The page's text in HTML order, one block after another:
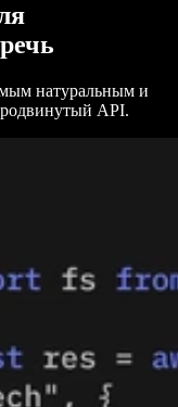
натуральным и
API.